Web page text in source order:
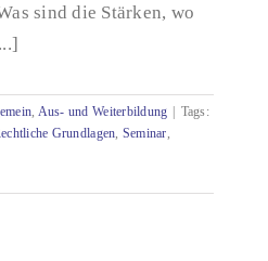
sind die Stärken, wo
, Aus- und Weiterbildung
Tags:
Grundlagen, Seminar,